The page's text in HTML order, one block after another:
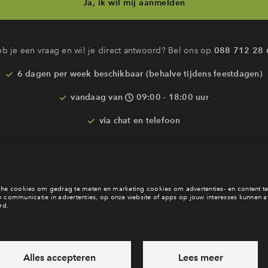
Ja, ik wil mij aanmelden
je een vraag en wil je direct antwoord? Bel ons op 088 712 28
6 dagen per week beschikbaar (behalve tijdens feestdagen)
vandaag van 09:00 - 18:00 uur
via chat en telefoon
Laat een bericht achter Veelgestelde vragen